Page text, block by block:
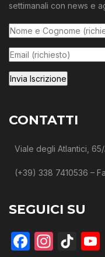
settimanali con news e
CONTATTI
Viale degli Atlantici,
(+39) 338 7410536 –
SEGUICI SU
Facebook